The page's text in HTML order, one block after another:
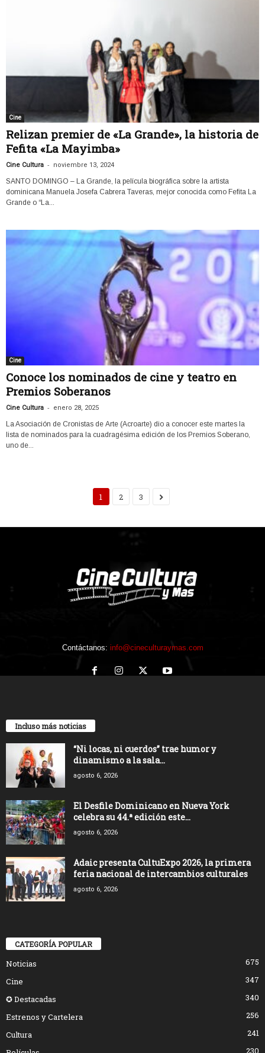
Cine
Relizan premier de «La Grande», la historia de
Fefita «La Mayimba»
Cine Cultura - noviembre 13, 2024
SANTO DOMINGO – La Grande, la película biográfica sobre la artista
dominicana Manuela Josefa Cabrera Taveras, mejor conocida como Fefita La
Grande o “La...
Cine
Conoce los nominados de cine y teatro en
Premios Soberanos
Cine Cultura - enero 28, 2025
La Asociación de Cronistas de Arte (Acroarte) dio a conocer este martes la
lista de nominados para la cuadragésima edición de los Premios Soberano,
uno de...
1 2 3
Contáctanos: info@cineculturaymas.com
Incluso más noticias
“Ni locas, ni cuerdos” trae humor y
dinamismo a la sala...
agosto 6, 2026
El Desfile Dominicano en Nueva York
celebra su 44.ª edición este...
agosto 6, 2026
Adaic presenta CultuExpo 2026, la primera
feria nacional de intercambios culturales
agosto 6, 2026
CATEGORÍA POPULAR
Noticias
675
Cine
347
✪ Destacadas
340
Estrenos y Cartelera
256
Cultura
241
230